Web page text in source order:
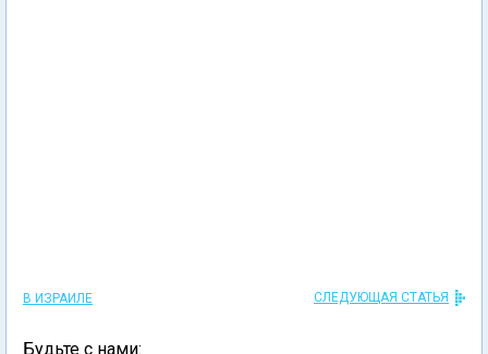
В ИЗРАИЛЕ СЛЕДУЮЩАЯ СТАТЬЯ
Будьте с нами: